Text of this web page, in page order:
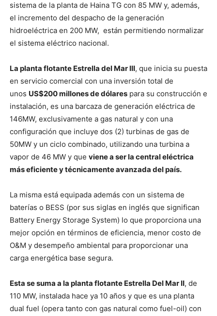
sistema de la planta de Haina TG con 85 MW y, además,
el incremento del despacho de la generación
hidroeléctrica en 200 MW, están permitiendo normalizar
el sistema eléctrico nacional.
La planta flotante Estrella del Mar III, que inicia su puesta
en servicio comercial con una inversión total de
unos US$200 millones de dólares para su construcción e
instalación, es una barcaza de generación eléctrica de
146MW, exclusivamente a gas natural y con una
configuración que incluye dos (2) turbinas de gas de
50MW y un ciclo combinado, utilizando una turbina a
vapor de 46 MW y que viene a ser la central eléctrica
más eficiente y técnicamente avanzada del país.
La misma está equipada además con un sistema de
baterías o BESS (por sus siglas en inglés que significan
Battery Energy Storage System) lo que proporciona una
mejor opción en términos de eficiencia, menor costo de
O&M y desempeño ambiental para proporcionar una
carga energética base segura.
Esta se suma a la planta flotante Estrella Del Mar II, de
110 MW, instalada hace ya 10 años y que es una planta
dual fuel (opera tanto con gas natural como fuel-oil) con